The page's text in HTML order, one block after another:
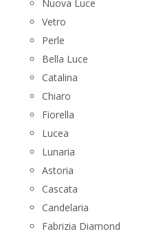
Nuova Luce
Vetro
Perle
Bella Luce
Сatalina
Chiaro
Fiorella
Lucea
Lunaria
Astoria
Cascata
Candelaria
Fabrizia Diamond